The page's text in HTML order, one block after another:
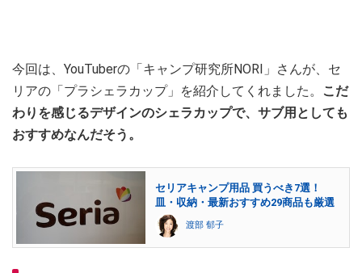
今回は、YouTuberの「キャンプ研究所NORI」さんが、セ
リアの「プラシェラカップ」を紹介してくれました。
こだ
わりを感じるデザインのシェラカップで、サブ用としても
おすすめなんだそう。
セリアキャンプ用品 買うべき7選！
皿・収納・最新おすすめ29商品も厳選
渡部 郁子